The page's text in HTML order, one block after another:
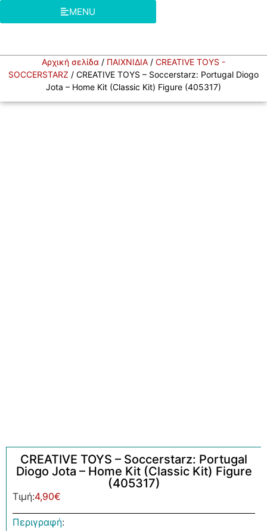
MENU
Αρχική σελίδα / ΠΑΙΧΝΙΔΙΑ / CREATIVE TOYS -
SOCCERSTARZ / CREATIVE TOYS – Soccerstarz: Portugal Diogo
Jota – Home Kit (Classic Kit) Figure (405317)
CREATIVE TOYS – Soccerstarz: Portugal
Diogo Jota – Home Kit (Classic Kit) Figure
(405317)
Τιμή:4,90€
Περιγραφή: